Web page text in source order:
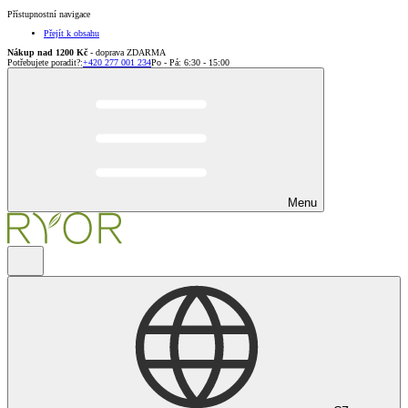
Přístupnostní navigace
Přejít k obsahu
Nákup nad 1200 Kč - doprava ZDARMA
Potřebujete poradit?:+420 277 001 234Po - Pá: 6:30 - 15:00
Menu